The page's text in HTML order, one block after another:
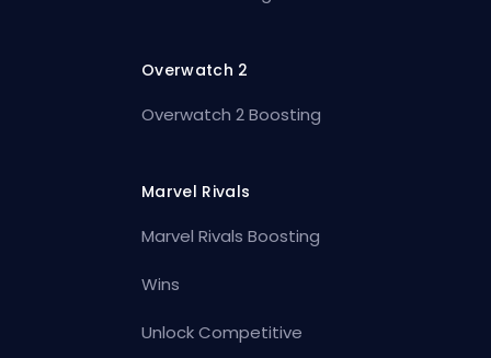
Overwatch 2
Overwatch 2 Boosting
Marvel Rivals
Marvel Rivals Boosting
Wins
Unlock Competitive